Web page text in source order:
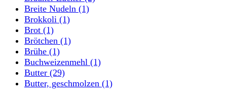
Breite Nudeln (1)
Brokkoli (1)
Brot (1)
Brötchen (1)
Brühe (1)
Buchweizenmehl (1)
Butter (29)
Butter, geschmolzen (1)